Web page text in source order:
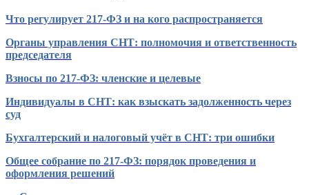
Что регулирует 217-ФЗ и на кого распространяется
Органы управления СНТ: полномочия и ответственность
председателя
Взносы по 217-ФЗ: членские и целевые
Индивидуалы в СНТ: как взыскать задолженность через
суд
Бухгалтерский и налоговый учёт в СНТ: три ошибки
Общее собрание по 217-ФЗ: порядок проведения и
оформления решений